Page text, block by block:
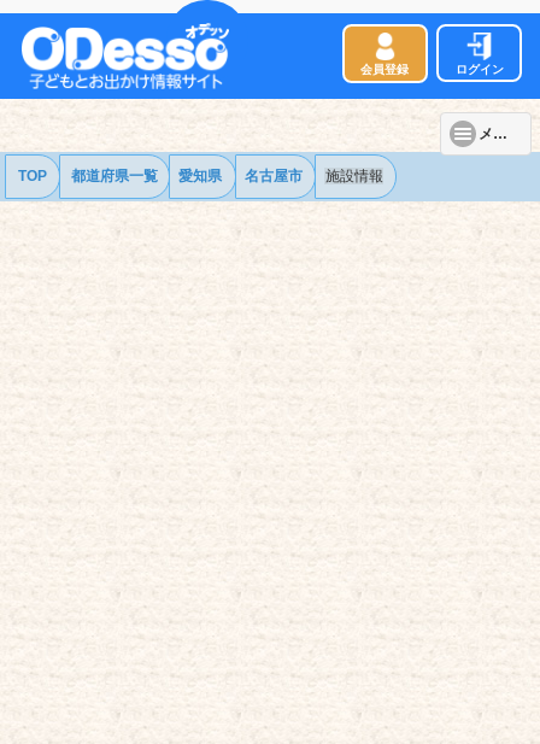
会員登録 ログイン
メニュー
TOP 都道府県一覧 愛知県 名古屋市 施設情報